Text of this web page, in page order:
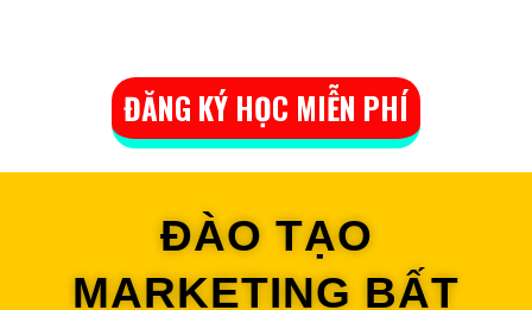
ĐĂNG KÝ HỌC MIỄN PHÍ
ĐÀO TẠO
MARKETING BẤT